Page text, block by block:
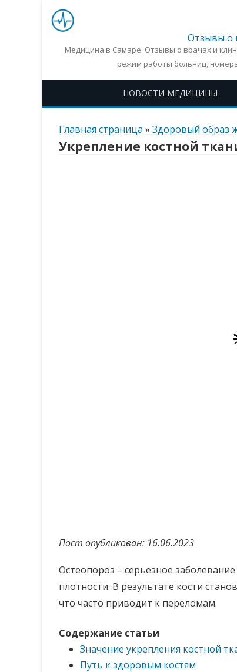
Отзывы о
Медицина в Самаре. Отзывы о врачах и
режим работы больниц,
НОВОСТИ МЕДИЦИНЫ
Главная страница » Здоровый образ
Укрепление костной
Пост опубликован: 16.06.2023
Остеопороз – серьезное
плотности. В результате кости
что часто приводит к переломам.
Содержание статьи
Значение укрепления костной
Путь к здоровым костям